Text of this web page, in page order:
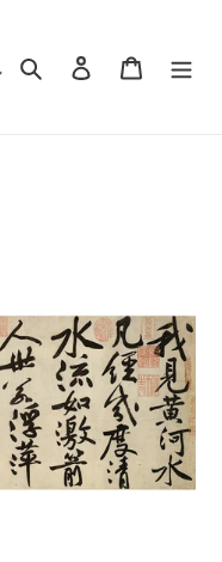
検索 ログインカート